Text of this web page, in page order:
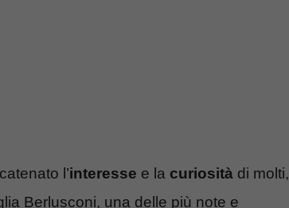
l’interesse e la curiosità di molti,
Berlusconi, una delle più note e